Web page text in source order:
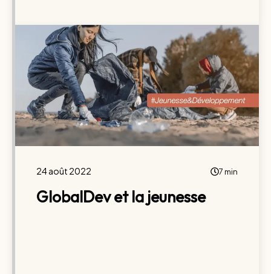
24 août 2022 7 min
GlobalDev et la jeunesse